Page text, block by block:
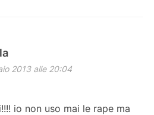
2013 alle 20:04
io non uso mai le rape ma